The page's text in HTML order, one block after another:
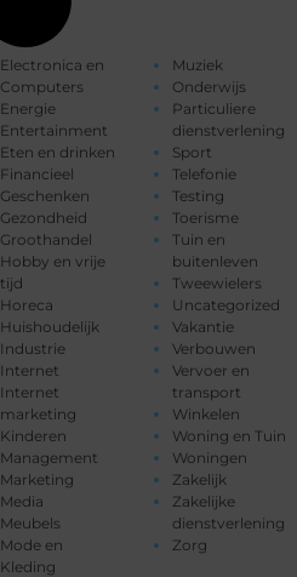
Electronica en
Computers
Energie
Entertainment
Eten en drinken
Financieel
Geschenken
Gezondheid
Groothandel
Hobby en vrije
tijd
Horeca
Huishoudelijk
Industrie
Internet
Internet
marketing
Kinderen
Management
Marketing
Media
Meubels
Mode en
Kleding
Muziek
Onderwijs
Particuliere
dienstverlening
Sport
Telefonie
Testing
Toerisme
Tuin en
buitenleven
Tweewielers
Uncategorized
Vakantie
Verbouwen
Vervoer en
transport
Winkelen
Woning en Tuin
Woningen
Zakelijk
Zakelijke
dienstverlening
Zorg